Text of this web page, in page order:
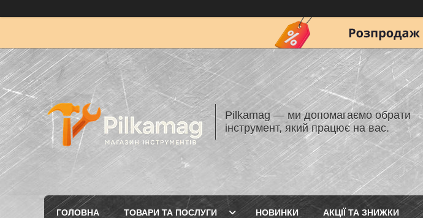
Pilkamag — ми допомагаємо обрати
інструмент, який працює на вас.
ГОЛОВНА ТОВАРИ ТА ПОСЛУГИ НОВИНКИ АКЦІЇ ТА ЗНИЖКИ